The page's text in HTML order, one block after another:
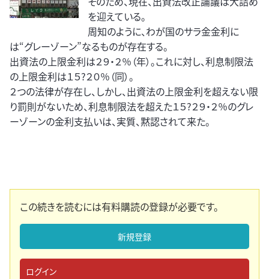
を迎えている。
周知のように、わが国のサラ金金利に
は“グレーゾーン”なるものが存在する。
出資法の上限金利は２９・２％（年）。これに対し、利息制限法
の上限金利は１５?２０％（同）。
２つの法律が存在し、しかし、出資法の上限金利を超えない限
り罰則がないため、利息制限法を超えた１５?２９・２％のグレ
ーゾーンの金利支払いは、実質、黙認されて来た。
この続きを読むには有料購読の登録が必要です。
新規登録
ログイン